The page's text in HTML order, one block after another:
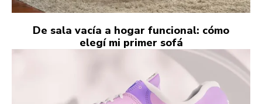
De sala vacía a hogar funcional: cómo
elegí mi primer sofá